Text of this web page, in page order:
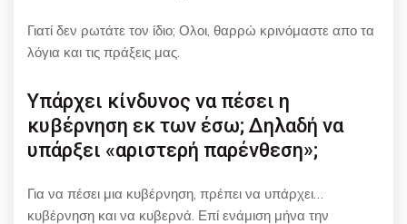
Γιατί δεν ρωτάτε τον ίδιο; Ολοι, θαρρώ κρινόμαστε απο τα
λόγια και τις πράξεις μας.
Υπάρχει κίνδυνος να πέσει η
κυβέρνηση εκ των έσω; Δηλαδή να
υπάρξει «αριστερή παρένθεση»;
Για να πέσει μια κυβέρνηση, πρέπει να υπάρχει…
κυβέρνηση και να κυβερνά. Επί ενάμιση μήνα την